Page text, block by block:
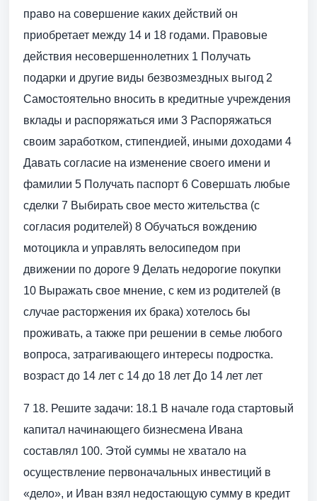
право на совершение каких действий он
приобретает между 14 и 18 годами. Правовые
действия несовершеннолетних 1 Получать
подарки и другие виды безвозмездных выгод 2
Самостоятельно вносить в кредитные учреждения
вклады и распоряжаться ими 3 Распоряжаться
своим заработком, стипендией, иными доходами 4
Давать согласие на изменение своего имени и
фамилии 5 Получать паспорт 6 Совершать любые
сделки 7 Выбирать свое место жительства (с
согласия родителей) 8 Обучаться вождению
мотоцикла и управлять велосипедом при
движении по дороге 9 Делать недорогие покупки
10 Выражать свое мнение, с кем из родителей (в
случае расторжения их брака) хотелось бы
проживать, а также при решении в семье любого
вопроса, затрагивающего интересы подростка.
возраст до 14 лет с 14 до 18 лет До 14 лет лет
7 18. Решите задачи: 18.1 В начале года стартовый
капитал начинающего бизнесмена Ивана
составлял 100. Этой суммы не хватало на
осуществление первоначальных инвестиций в
«дело», и Иван взял недостающую сумму в кредит